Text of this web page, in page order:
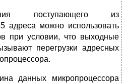
поступающего из
адреса можно использовать
при условии, что выходные
перегрузки адресных
данных микропроцессора